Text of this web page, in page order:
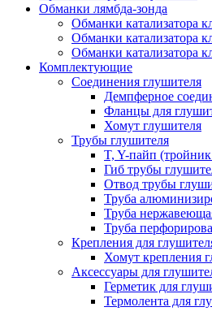
Обманки лямбда-зонда
Обманки катализатора
Обманки катализатора
Обманки катализатора
Комплектующие
Соединения глушителя
Демпферное
Фланцы для
Хомут глушителя
Трубы глушителя
T, Y-пайп
Гиб трубы
Отвод трубы
Труба
Труба
Труба
Крепления для
Хомут крепления
Аксессуары для
Герметик для
Термолента для